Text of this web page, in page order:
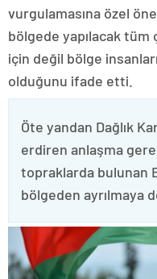
vurgulamasına özel
bölgede yapılacak tüm
için değil bölge
olduğunu ifade etti.
Öte yandan Dağlık
erdiren anlaşma
topraklarda bulunan
bölgeden ayrılmaya